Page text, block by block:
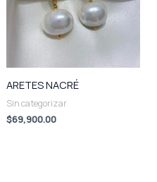
ARETES NACRÉ
Sin categorizar
$69,900.00